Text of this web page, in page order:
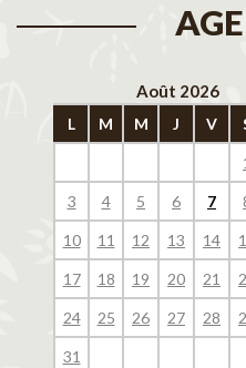
Août 2026
L M M J V
3 4 5 6 7
10 11 12 13 14
17 18 19 20 21
24 25 26 27 28
31